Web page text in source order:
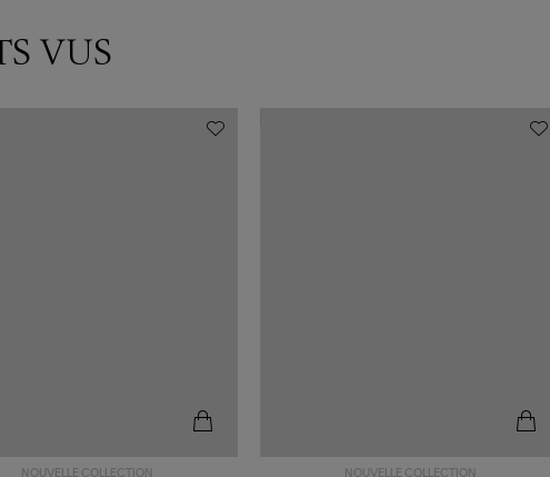
VUS
NOUVELLE COLLECTION NOUVELLE COLLECTION